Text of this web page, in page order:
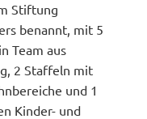
Stiftung
benannt, mit 5
Team aus
2 Staffeln mit
und 1
Kinder- und